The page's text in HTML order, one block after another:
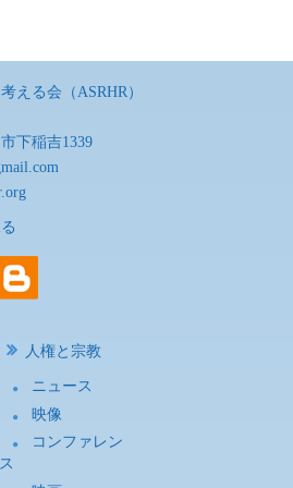
える会（ASRHR）
下稲吉1339
人権と宗教
ニュース
映像
コンファレン
ス